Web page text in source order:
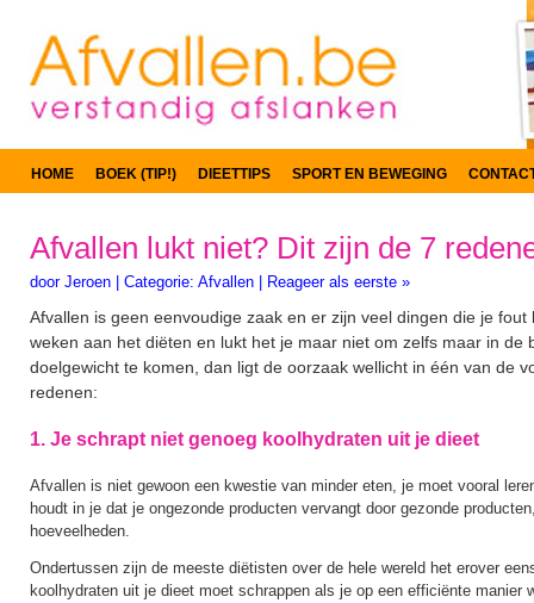
HOME BOEK (TIP!) DIEETTIPS SPORT EN BEWEGING
Afvallen lukt niet? Dit zijn de 7
door Jeroen Categorie: Afvallen Reageer als eerste »
Afvallen is geen eenvoudige zaak en er zijn veel dingen die je fout
weken aan het diëten en lukt het je maar niet om zelfs maar in de
doelgewicht te komen, dan ligt de oorzaak wellicht in één van de
redenen:
1. Je schrapt niet genoeg koolhydraten uit je dieet
Afvallen is niet gewoon een kwestie van minder eten, je moet vooral
houdt in je dat je ongezonde producten vervangt door gezonde
hoeveelheden.
Ondertussen zijn de meeste diëtisten over de hele wereld het erover
koolhydraten uit je dieet moet schrappen als je op een efficiënte manier